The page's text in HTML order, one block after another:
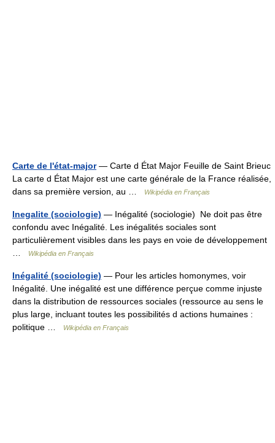
Carte de l'état-major— Carte d État Major Feuille de Saint Brieuc
La carte d État Major est une carte générale de la France réalisée,
dans sa première version, au …
Wikipédia en Français
Inegalite (sociologie) — Inégalité (sociologie) Ne doit pas être
confondu avec Inégalité. Les inégalités sociales sont
particulièrement visibles dans les pays en voie de développement
Wikipédia en Français
Inégalité (sociologie) — Pour les articles homonymes, voir
Inégalité. Une inégalité est une différence perçue comme injuste
dans la distribution de ressources sociales (ressource au sens le
plus large, incluant toutes les possibilités d actions humaines :
politique …
Wikipédia en Français